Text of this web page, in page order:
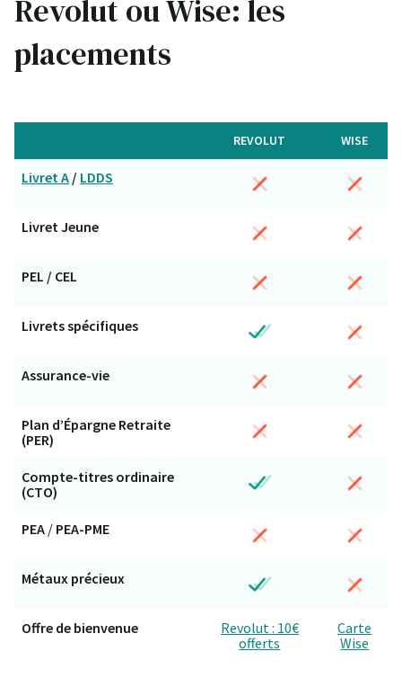
Revolut ou Wise: les
placements
REVOLUT WISE
Livret A / LDDS
Livret Jeune
PEL / CEL
Livrets spécifiques
Assurance-vie
Plan d’Épargne Retraite
(PER)
Compte-titres ordinaire
(CTO)
PEA / PEA-PME
Métaux précieux
Offre de bienvenue
Revolut : 10€
offerts
Carte
Wise